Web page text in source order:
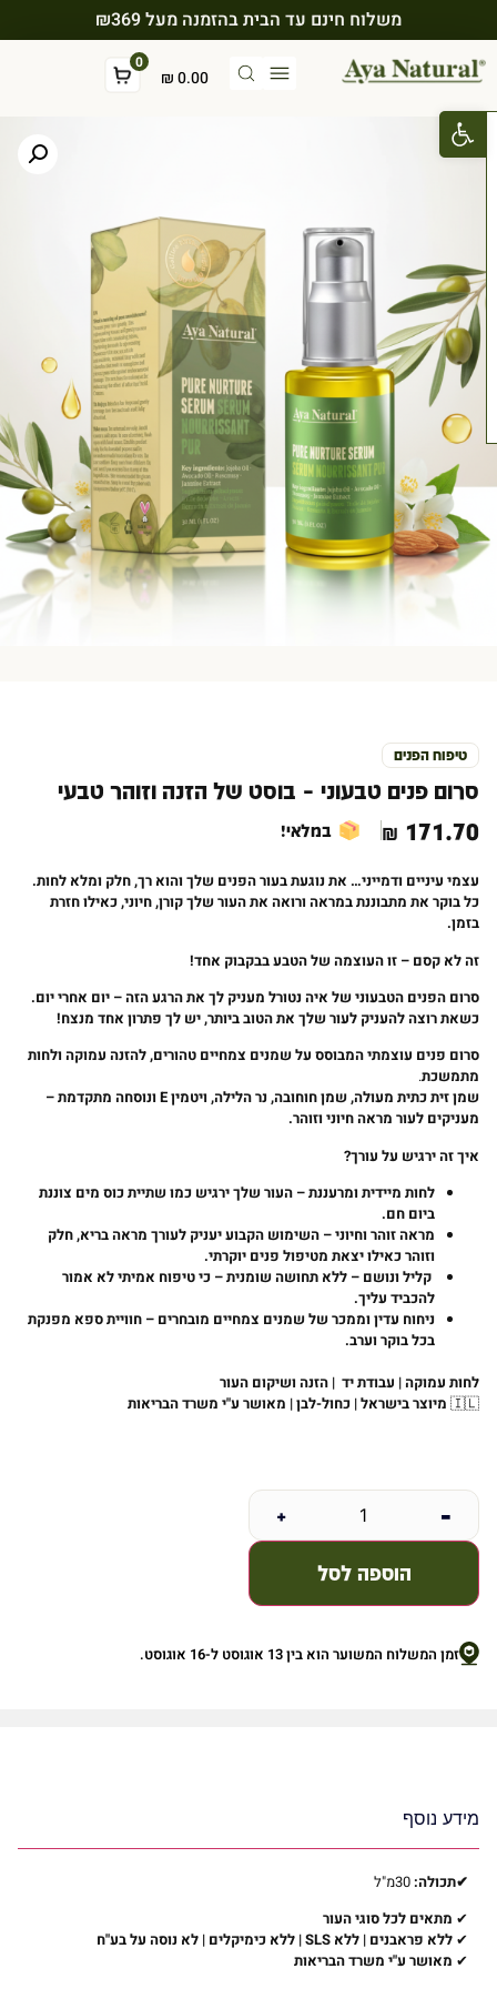
פתח סרגל נגישות
משלוח חינם עד הבית בהזמנה מעל ₪369
₪0.00
0
טיפוח הפנים
סרום פנים טבעוני – בוסט של הזנה וזוהר טבעי
₪171.70 במלאי!
עצמיעינייםודמייני…אתנוגעתבעורהפניםשלך והוארך,חלקומלאלחות.
כלבוקר אתמתבוננתבמראהורואהאתהעורשלך קורן,חיוני,כאילוחזרת
בזמן.
זהלאקסם–זו העוצמהשלהטבעבבקבוקאחד!
סרוםהפניםהטבעונישלאיהנטורלמעניקלך אתהרגעהזה–יוםאחרי יום.
כשאת רוצה להעניק לעור שלך את הטוב ביותר, יש לך פתרון אחד מנצח!
סרום פנים עוצמתי המבוסס על שמנים צמחיים טהורים, להזנה עמוקה ולחות
מתמשכת.
שמן זית כתית מעולה, שמן חוחובה, נר הלילה, ויטמיןE ונוסחה מתקדמת –
מעניקים לעור מראה חיוני וזוהר.
איך זהירגישעלעורך?
לחותמיידיתומרעננת–העורשלך ירגישכמושתייתכוסמיםצוננת
ביוםחם.
מראהזוהר וחיוני–השימושהקבועיעניקלעורך מראהבריא,חלק
וזוהר כאילויצאתמטיפול פניםיוקרתי.
קלילונושם–ללאתחושהשומנית–כיטיפוחאמיתילאאמור
להכבידעליך.
ניחוחעדיןוממכרשלשמניםצמחייםמובחרים–חווייתספאמפנקת
בכלבוקר וערב.
לחות עמוקה | עבודת יד | הזנה ושיקום העור
🇮🇱מיוצר בישראל | כחול-לבן | מאושר ע"י משרד הבריאות
-
+
הוספה לסל
זמן המשלוח המשוער הוא בין 13 אוגוסט ל-16 אוגוסט.
מידע נוסף
✔תכולה:30מ"ל
✔מתאים לכל סוגי העור
✔ללא פראבנים | ללאSLS |
ללא כימיקלים | לא נוסה על בע"ח
✔מאושר ע"י משרד הבריאות